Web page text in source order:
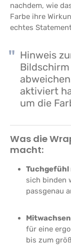
nachdem, wie
Farbe ihre
echtes
Hinweis
aktiviert
um die
Was die
macht:
sich binden
passgenau
für eine
bis zum